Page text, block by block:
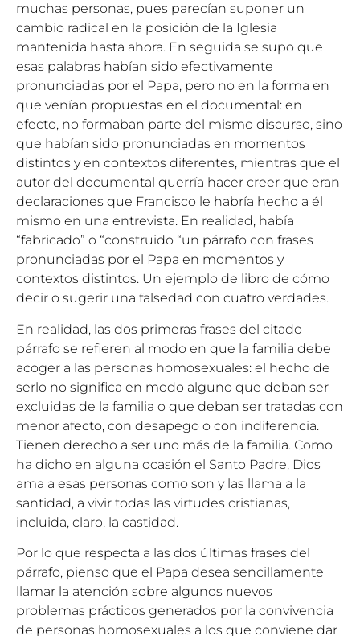
muchas personas, pues parecían suponer un
cambio radical en la posición de la Iglesia
mantenida hasta ahora. En seguida se supo que
esas palabras habían sido efectivamente
pronunciadas por el Papa, pero no en la forma en
que venían propuestas en el documental: en
efecto, no formaban parte del mismo discurso, sino
que habían sido pronunciadas en momentos
distintos y en contextos diferentes, mientras que el
autor del documental querría hacer creer que eran
declaraciones que Francisco le habría hecho a él
mismo en una entrevista. En realidad, había
“fabricado” o “construido “un párrafo con frases
pronunciadas por el Papa en momentos y
contextos distintos. Un ejemplo de libro de cómo
decir o sugerir una falsedad con cuatro verdades.
En realidad, las dos primeras frases del citado
párrafo se refieren al modo en que la familia debe
acoger a las personas homosexuales: el hecho de
serlo no significa en modo alguno que deban ser
excluidas de la familia o que deban ser tratadas con
menor afecto, con desapego o con indiferencia.
Tienen derecho a ser uno más de la familia. Como
ha dicho en alguna ocasión el Santo Padre, Dios
ama a esas personas como son y las llama a la
santidad, a vivir todas las virtudes cristianas,
incluida, claro, la castidad.
Por lo que respecta a las dos últimas frases del
párrafo, pienso que el Papa desea sencillamente
llamar la atención sobre algunos nuevos
problemas prácticos generados por la convivencia
de personas homosexuales a los que conviene dar